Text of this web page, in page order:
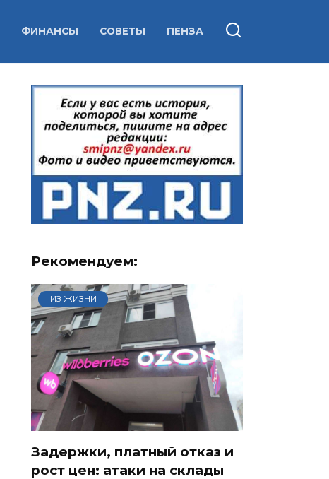
ФИНАНСЫ СОВЕТЫ ПЕНЗА
Рекомендуем:
ИЗ ЖИЗНИ
Задержки, платный отказ и
рост цен: атаки на склады